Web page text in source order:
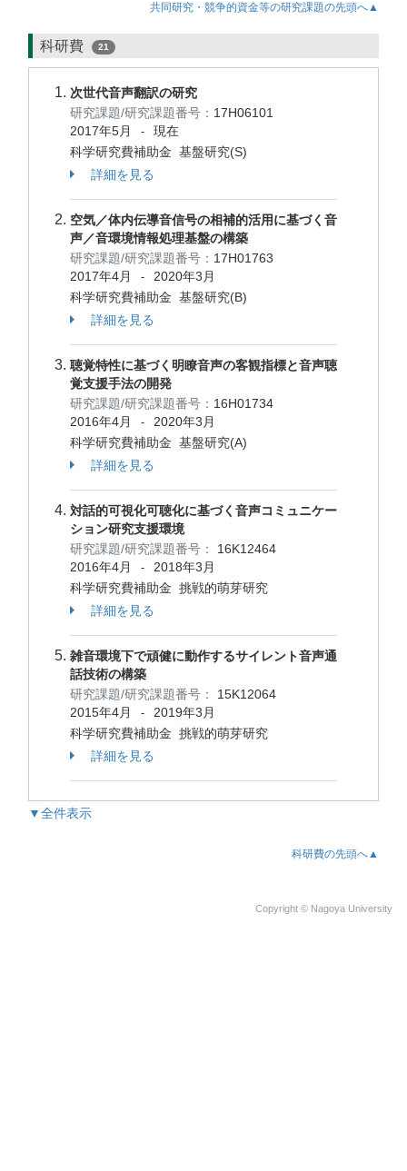
共同研究・競争的資金等の研究課題の先頭へ▲
科研費 21
次世代音声翻訳の研究
研究課題/研究課題番号： 17H06101
2017年5月
-
現在
科学研究費補助金 基盤研究(S)
詳細を見る
空気／体内伝導音信号の相補的活用に基づく音
声／音環境情報処理基盤の構築
研究課題/研究課題番号： 17H01763
2017年4月
-
2020年3月
科学研究費補助金 基盤研究(B)
詳細を見る
聴覚特性に基づく明瞭音声の客観指標と音声聴
覚支援手法の開発
研究課題/研究課題番号： 16H01734
2016年4月
-
2020年3月
科学研究費補助金 基盤研究(A)
詳細を見る
対話的可視化可聴化に基づく音声コミュニケー
ション研究支援環境
研究課題/研究課題番号：
16K12464
2016年4月
-
2018年3月
科学研究費補助金 挑戦的萌芽研究
詳細を見る
雑音環境下で頑健に動作するサイレント音声通
話技術の構築
研究課題/研究課題番号：
15K12064
2015年4月
-
2019年3月
科学研究費補助金 挑戦的萌芽研究
詳細を見る
▼全件表示
科研費の先頭へ▲
Copyright © Nagoya University